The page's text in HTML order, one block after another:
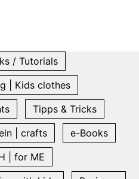
/ Tutorials
| Kids clothes
Tipps & Tricks
| crafts
e-Books
| for ME